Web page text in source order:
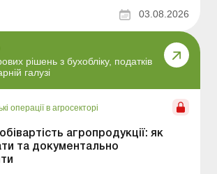
03.08.2026
рішень з бухобліку, податків
галузі
операції в агросекторі
агропродукції: як
та документально